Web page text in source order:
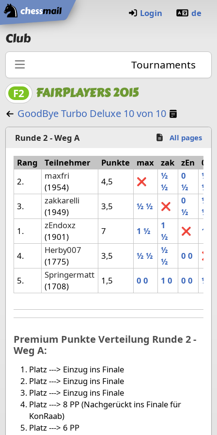
Home
Login de
Club
Tournaments
F2 FAIRPLAYERS 2015
GoodBye Turbo Deluxe 10 von 10
Runde 2 - Weg A All pages
Rang Teilnehmer Punkte max zak zEn
007
2.
maxfri
(1954)
4,5 ❌
½
½
0
½
½
½
3.
zakkarelli
(1949)
3,5 ½ ½ ❌
0
½
½
½
1.
zEndoxz
(1901)
7 1 ½
1
½
❌ 1
4.
Herby007
(1775)
3,5 ½ ½
½
½
0 0 ❌
5.
Springermatt
(1708)
1,5 0 0 1 0 0 0 ½
Premium Punkte Verteilung Runde 2 -
Weg A:
Platz ---> Einzug ins Finale
Platz ---> Einzug ins Finale
Platz ---> Einzug ins Finale
Platz ---> 8 PP (Nachgerückt ins Finale für
KonRaab)
Platz ---> 6 PP